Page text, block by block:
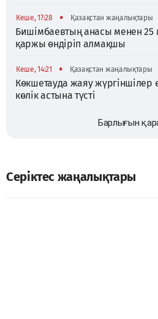
Кеше, 17:28 • Қазақстан жаңалықтары
Бишімбаевтың анасы менен 25
қаржы өндіріп алмақшы
Кеше, 14:21 • Қазақстан жаңалықтары
Көкшетауда жаяу жүргіншілер
көлік астына түсті
Барлығын
Серіктес жаңалықтары